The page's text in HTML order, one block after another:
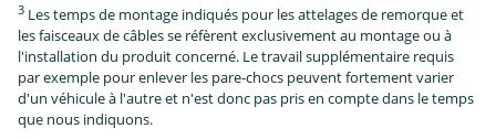
3 Les temps de montage indiqués pour les attelages de remorque et
les faisceaux de câbles se réfèrent exclusivement au montage ou à
l'installation du produit concerné. Le travail supplémentaire requis
par exemple pour enlever les pare-chocs peuvent fortement varier
d'un véhicule à l'autre et n'est donc pas pris en compte dans le temps
que nous indiquons.